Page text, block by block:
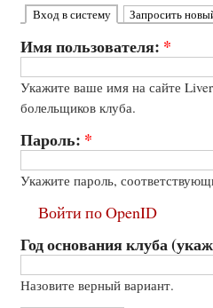
Вход в систему Запросить
Имя пользователя: *
Укажите ваше имя на сайте
болельщиков клуба.
Пароль: *
Укажите пароль,
Войти по OpenID
Год основания клуба
Назовите верный вариант.